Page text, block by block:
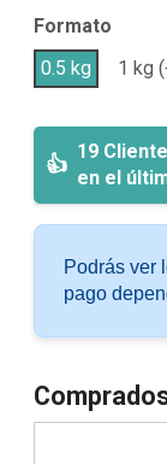
Formato
0.5 kg
1 kg
19
en el
Podrás ver
pago